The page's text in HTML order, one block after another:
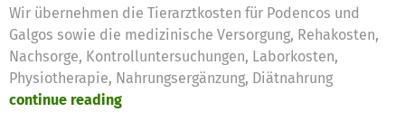
Wir übernehmen die Tierarztkosten für Podencos und
Galgos sowie die medizinische Versorgung, Rehakosten,
Nachsorge, Kontrolluntersuchungen, Laborkosten,
Physiotherapie, Nahrungsergänzung, Diätnahrung
continue reading